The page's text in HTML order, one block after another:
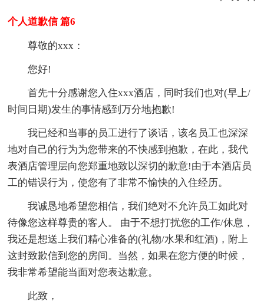
个人道歉信 篇6
尊敬的xxx：
您好!
首先十分感谢您入住xxx酒店，同时我们也对(早上/
时间日期)发生的事情感到万分地抱歉!
我已经和当事的员工进行了谈话，该名员工也深深
地对自己的行为为您带来的不快感到抱歉，在此，我代
表酒店管理层向您郑重地致以深切的歉意!由于本酒店员
工的错误行为，使您有了非常不愉快的入住经历。
我诚恳地希望您相信，我们绝对不允许员工如此对
待像您这样尊贵的客人。 由于不想打扰您的工作/休息，
我还是想送上我们精心准备的(礼物/水果和红酒)，附上
这封致歉信到您的房间。当然，如果在您方便的时候，
我非常希望能当面对您表达歉意。
此致，